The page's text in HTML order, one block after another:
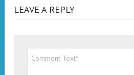
LEAVE A REPLY